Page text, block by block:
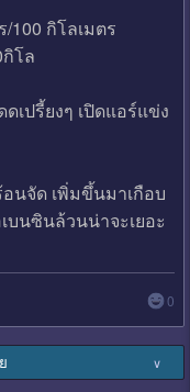
100 กิโลเมตร
โล
เปรี้ยงๆ เปิดแอร์แข่ง
อนจัด เพิ่มขึ้นมาเกือบ
บนซินล้วนน่าจะเยอะ
0
∨